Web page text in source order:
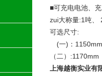
■可充电电池、
zui大称量:1吨、
可选尺寸:
(一)：
（二）
上海越衡实业